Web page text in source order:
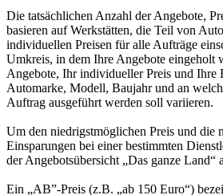
Die tatsächlichen Anzahl der Angebote,
basieren auf Werkstätten, die Teil von
individuellen Preisen für alle Aufträge
Umkreis, in dem Ihre Angebote eingeholt
Angebote, Ihr individueller Preis und Ihre
Automarke, Modell, Baujahr und an
Auftrag ausgeführt werden soll variieren.
Um den niedrigstmöglichen Preis und die
Einsparungen bei einer bestimmten
der Angebotsübersicht „Das ganze Land“
Ein „AB”-Preis (z.B. „ab 150 Euro“)